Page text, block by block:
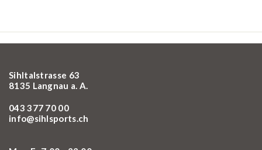
Sihltalstrasse 63
8135 Langnau a. A.
043 377 70 00
info@sihlsports.ch